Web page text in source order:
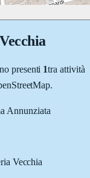
presenti 1tra attività
Annunziata
Vecchia